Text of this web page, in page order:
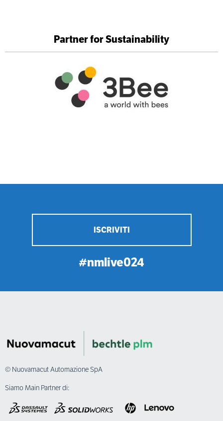
Partner for Sustainability
ISCRIVITI
#nmlive024
© Nuovamacut Automazione SpA
Siamo Main Partner di: